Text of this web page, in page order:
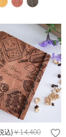
込)￥14,400